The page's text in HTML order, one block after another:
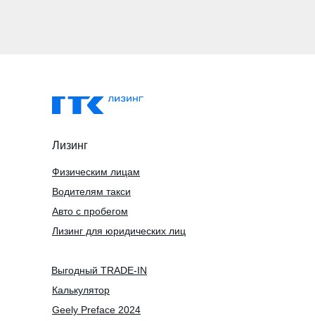
Лизинг
Водителям такси
Физическим лицам
Авто с пробегом
Лизинг для юридических лиц
Калькулятор
Выгодный TRADE-IN
Geely Preface 2024